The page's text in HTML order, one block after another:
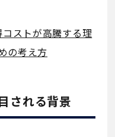
ストが高騰する理
の考え方
される背景